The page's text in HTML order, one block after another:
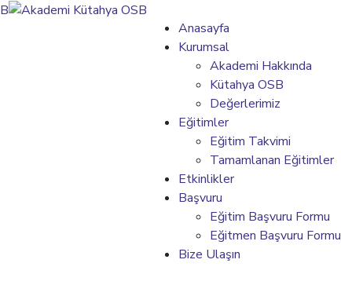
Anasayfa
Kurumsal
Akademi Hakkında
Kütahya OSB
Değerlerimiz
Eğitimler
Eğitim Takvimi
Tamamlanan Eğitimler
Etkinlikler
Başvuru
Eğitim Başvuru Formu
Eğitmen Başvuru Formu
Bize Ulaşın